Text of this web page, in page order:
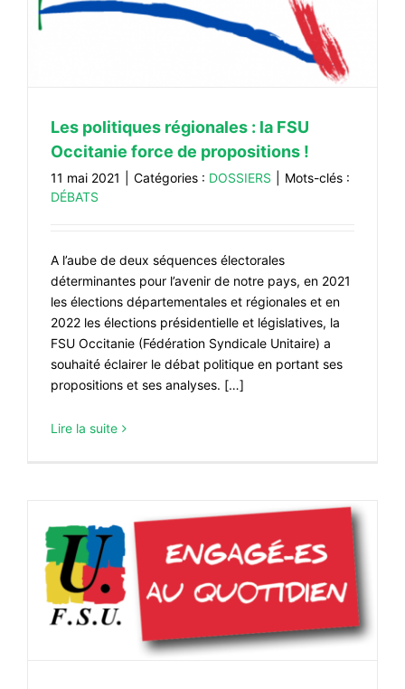
Les politiques régionales : la FSU
Occitanie force de propositions !
11 mai 2021 Catégories : DOSSIERS
Mots-clés :
DÉBATS
A l’aube de deux séquences électorales
déterminantes pour l’avenir de notre pays, en 2021
les élections départementales et régionales et en
2022 les élections présidentielle et législatives, la
FSU Occitanie (Fédération Syndicale Unitaire) a
souhaité éclairer le débat politique en portant ses
propositions et ses analyses. […]
Lire la suite